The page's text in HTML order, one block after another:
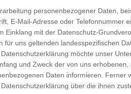
Behörde, Einrichtung oder
Dritten handelt oder nicht.
möglicherweise
Behörde, Einrichtung oder
der unmittelbaren
personenbezogener Daten,
E-Mail-Adresse oder Telefonnummer
Einklang mit der Datenschutz-
für uns geltenden landesspezifischen
möchte unser
und Zweck der von uns
Daten informieren. Ferner
über die ihnen